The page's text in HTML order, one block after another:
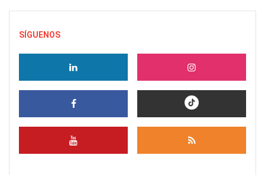
SÍGUENOS